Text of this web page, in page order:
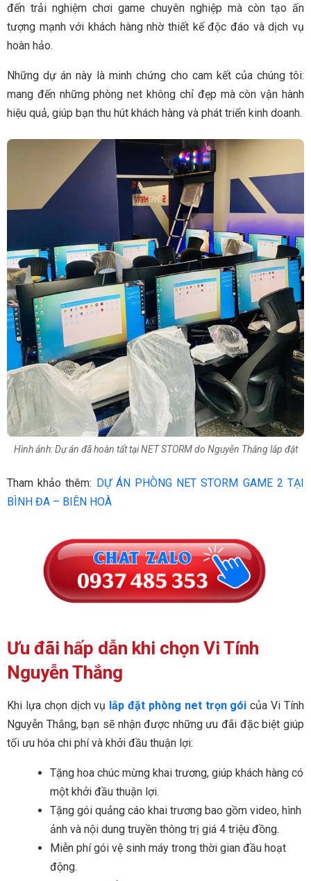
đến trải nghiệm chơi game chuyên nghiệp mà còn tạo ấn
tượng mạnh với khách hàng nhờ thiết kế độc đáo và dịch vụ
hoàn hảo.
Những dự án này là minh chứng cho cam kết của chúng tôi:
mang đến những phòng net không chỉ đẹp mà còn vận hành
hiệu quả, giúp bạn thu hút khách hàng và phát triển kinh doanh.
Hình ảnh: Dự án đã hoàn tất tại NET STORM do Nguyễn Thắng lắp đặt
Tham khảo thêm: DỰ ÁN PHÒNG NET STORM GAME 2 TẠI
BÌNH ĐA – BIÊN HOÀ
Ưu đãi hấp dẫn khi chọn Vi Tính
Nguyễn Thắng
Khi lựa chọn dịch vụ lắp đặt phòng net trọn gói của Vi Tính
Nguyễn Thắng, bạn sẽ nhận được những ưu đãi đặc biệt giúp
tối ưu hóa chi phí và khởi đầu thuận lợi:
Tặng hoa chúc mừng khai trương, giúp khách hàng có
một khởi đầu thuận lợi.
Tặng gói quảng cáo khai trương bao gồm video, hình
ảnh và nội dung truyền thông trị giá 4 triệu đồng.
Miễn phí gói vệ sinh máy trong thời gian đầu hoạt
động.